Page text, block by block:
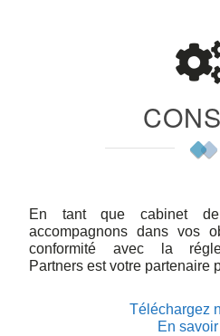
En tant que cabinet
accompagnons dans vos
conformité avec la
Partners est votre partenaire
Téléchargez
En